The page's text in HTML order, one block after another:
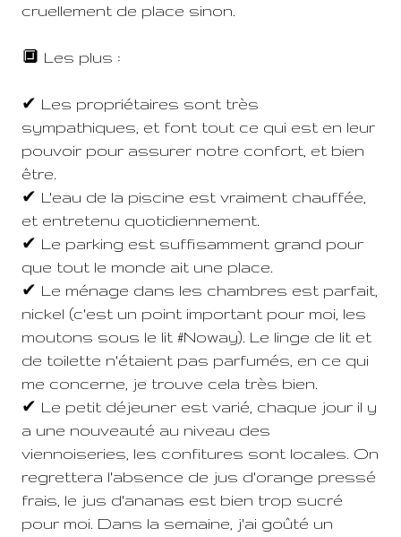
cruellement de place sinon.
🔲 Les plus :
✔ Les propriétaires sont très
sympathiques, et font tout ce qui est en leur
pouvoir pour assurer notre confort, et bien
être.
✔ L'eau de la piscine est vraiment chauffée,
et entretenu quotidiennement.
✔ Le parking est suffisamment grand pour
que tout le monde ait une place.
✔ Le ménage dans les chambres est parfait,
nickel (c'est un point important pour moi, les
moutons sous le lit #Noway). Le linge de lit et
de toilette n'étaient pas parfumés, en ce qui
me concerne, je trouve cela très bien.
✔ Le petit déjeuner est varié, chaque jour il y
a une nouveauté au niveau des
viennoiseries, les confitures sont locales. On
regrettera l'absence de jus d'orange pressé
frais, le jus d'ananas est bien trop sucré
pour moi. Dans la semaine, j'ai goûté un